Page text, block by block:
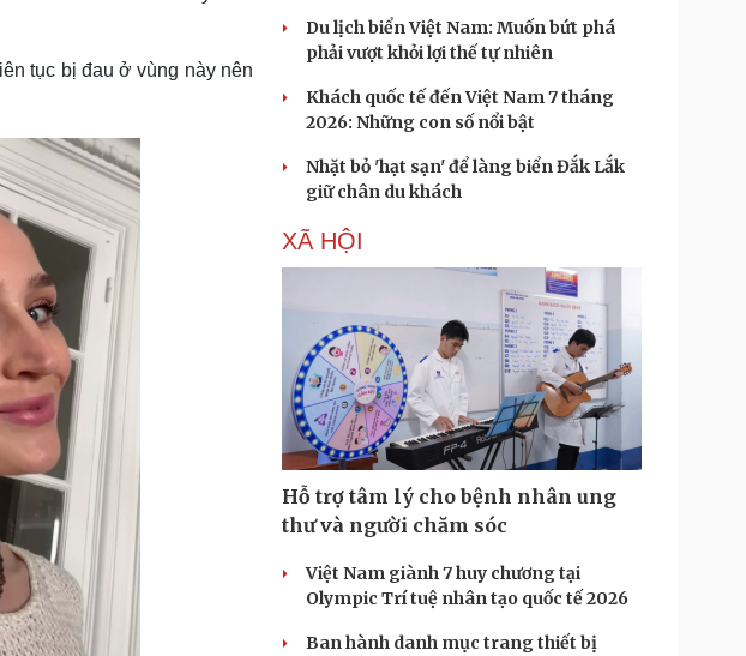
tục bị đau ở vùng này nên
Du lịch biển Việt Nam: Muốn bứt phá
phải vượt khỏi lợi thế tự nhiên
Khách quốc tế đến Việt Nam 7 tháng
2026: Những con số nổi bật
Nhặt bỏ 'hạt sạn' để làng biển Đắk Lắk
giữ chân du khách
XÃ HỘI
Hỗ trợ tâm lý cho bệnh nhân ung
thư và người chăm sóc
Việt Nam giành 7 huy chương tại
Olympic Trí tuệ nhân tạo quốc tế 2026
Ban hành danh mục trang thiết bị